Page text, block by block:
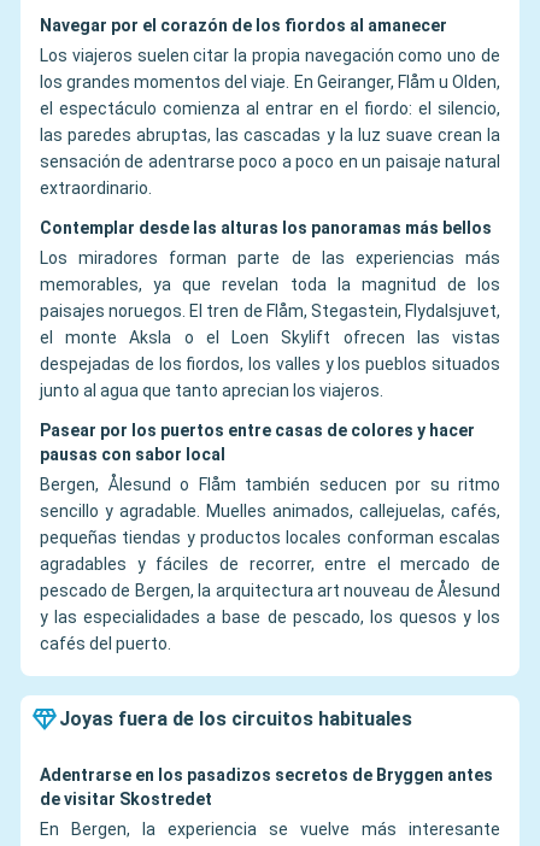
Navegar por el corazón de los fiordos al amanecer
Los viajeros suelen citar la propia navegación como uno de
los grandes momentos del viaje. En Geiranger, Flåm u Olden,
el espectáculo comienza al entrar en el fiordo: el silencio,
las paredes abruptas, las cascadas y la luz suave crean la
sensación de adentrarse poco a poco en un paisaje natural
extraordinario.
Contemplar desde las alturas los panoramas más bellos
Los miradores forman parte de las experiencias más
memorables, ya que revelan toda la magnitud de los
paisajes noruegos. El tren de Flåm, Stegastein, Flydalsjuvet,
el monte Aksla o el Loen Skylift ofrecen las vistas
despejadas de los fiordos, los valles y los pueblos situados
junto al agua que tanto aprecian los viajeros.
Pasear por los puertos entre casas de colores y hacer
pausas con sabor local
Bergen, Ålesund o Flåm también seducen por su ritmo
sencillo y agradable. Muelles animados, callejuelas, cafés,
pequeñas tiendas y productos locales conforman escalas
agradables y fáciles de recorrer, entre el mercado de
pescado de Bergen, la arquitectura art nouveau de Ålesund
y las especialidades a base de pescado, los quesos y los
cafés del puerto.
Joyas fuera de los circuitos habituales
Adentrarse en los pasadizos secretos de Bryggen antes
de visitar Skostredet
En Bergen, la experiencia se vuelve más interesante